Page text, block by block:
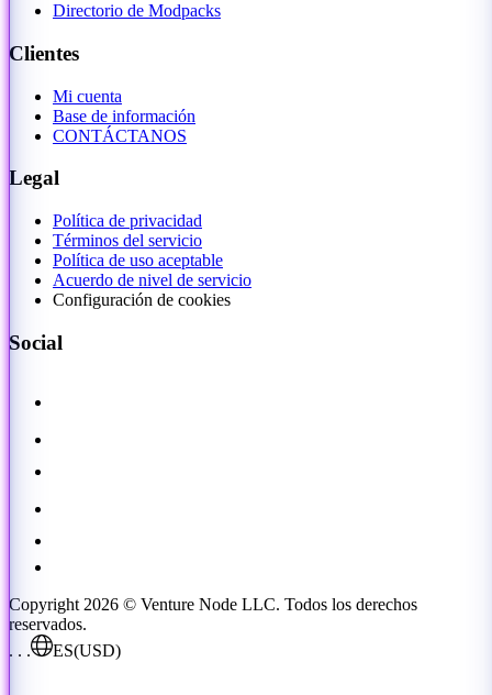
Directorio de Modpacks
Clientes
Mi cuenta
Base de información
CONTÁCTANOS
Legal
Política de privacidad
Términos del servicio
Política de uso aceptable
Acuerdo de nivel de servicio
Configuración de cookies
Social
Copyright 2026 © Venture Node LLC. Todos los derechos
reservados.
. . .
ES(USD)